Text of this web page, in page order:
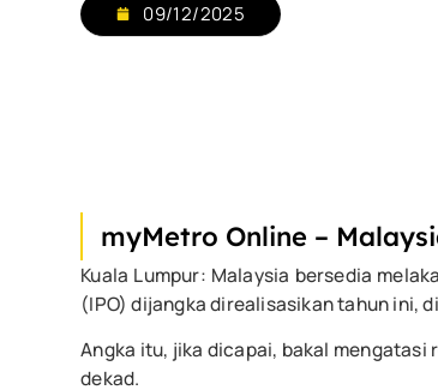
09/12/2025
myMetro Online –
Kuala Lumpur: Malaysia bersedia
(IPO) dijangka direalisasikan tahun ini,
Angka itu, jika dicapai, bakal mengatasi
dekad.